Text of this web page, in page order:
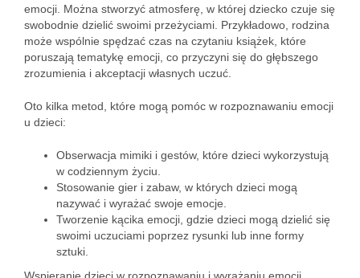
emocji. Można stworzyć atmosferę, w której dziecko czuje się
swobodnie dzielić swoimi przeżyciami. Przykładowo, rodzina
może wspólnie spędzać czas na czytaniu książek, które
poruszają tematykę emocji, co przyczyni się do głębszego
zrozumienia i akceptacji własnych uczuć.
Oto kilka metod, które mogą pomóc w rozpoznawaniu emocji
u dzieci:
Obserwacja mimiki i gestów, które dzieci wykorzystują
w codziennym życiu.
Stosowanie gier i zabaw, w których dzieci mogą
nazywać i wyrażać swoje emocje.
Tworzenie kącika emocji, gdzie dzieci mogą dzielić się
swoimi uczuciami poprzez rysunki lub inne formy
sztuki.